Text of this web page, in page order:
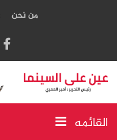
من نحن
القائمه